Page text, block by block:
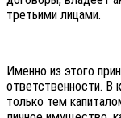
третьими лицами.
Именно из этого
ответственности. В
только тем